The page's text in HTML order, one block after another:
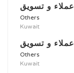
و تسويق
Others
Kuwait
و تسويق
Others
Kuwait